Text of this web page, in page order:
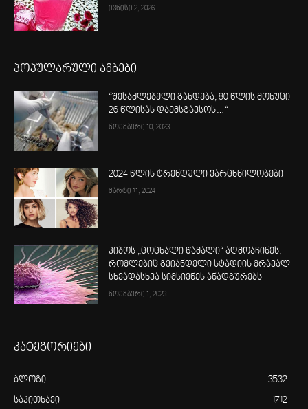
ივნისი 2, 2026
პოპულარული ამბები
“შესაძლებელი გახდება, 80 წლის მოხუცი
26 წლისას დაემსგავსოს…“
ნოემბერი 10, 2023
2024 წლის ტრენდული ვარცხნილობები
მარტი 11, 2024
კიბოს „ცოცხალი წამალი“ აღმოაჩინეს,
რომლებიც გვიანდელი სტადიის მრავალ
სხვადასხვა სიმსივნეს ანადგურებს
ნოემბერი 1, 2023
კატეგორიები
ბლოგი 3532
საკითხავი 1712